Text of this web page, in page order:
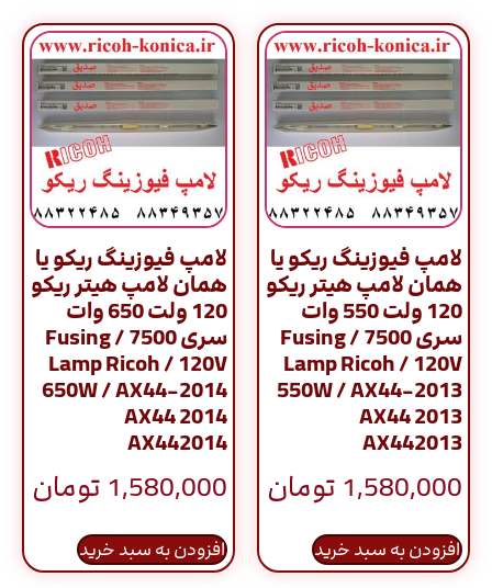
لامپ فیوزینگ ریکو یا
همان لامپ هیتر ریکو
120 ولت 550 وات
سری 7500 / Fusing
Lamp Ricoh / 120V
550W / AX44-2013
AX44 2013
AX442013
1,580,000 تومان
افزودن به سبد خرید
لامپ فیوزینگ ریکو یا
همان لامپ هیتر ریکو
120 ولت 650 وات
سری 7500 / Fusing
Lamp Ricoh / 120V
650W / AX44-2014
AX44 2014
AX442014
1,580,000 تومان
افزودن به سبد خرید